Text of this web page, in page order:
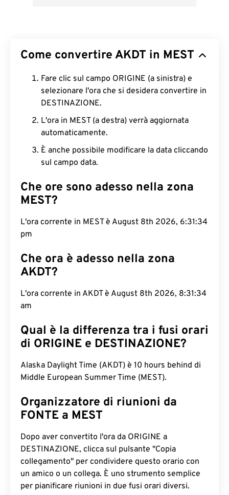
Come convertire AKDT in MEST
Fare clic sul campo ORIGINE (a sinistra) e
selezionare l'ora che si desidera convertire in
DESTINAZIONE.
L'ora in MEST (a destra) verrà aggiornata
automaticamente.
È anche possibile modificare la data cliccando
sul campo data.
Che ore sono adesso nella zona
MEST?
L'ora corrente in MEST è August 8th 2026, 6:31:35
pm
Che ora è adesso nella zona
AKDT?
L'ora corrente in AKDT è August 8th 2026, 8:31:35
am
Qual è la differenza tra i fusi orari
di ORIGINE e DESTINAZIONE?
Alaska Daylight Time (AKDT) è 10 hours behind di
Middle European Summer Time (MEST).
Organizzatore di riunioni da
FONTE a MEST
Dopo aver convertito l'ora da ORIGINE a
DESTINAZIONE, clicca sul pulsante "Copia
collegamento" per condividere questo orario con
un amico o un collega. È uno strumento semplice
per pianificare riunioni in due fusi orari diversi.